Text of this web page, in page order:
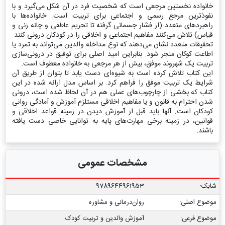
خانواده نخستین مرجعی است که شخصیت فرد در آن شکل می‌گیرد و با
نفوذترین مرجع رسمی و اجتماعی برای تربیت است. خانواده‌ها با
راهبردهای متعدد (از فشار جسمانی گرفته تا تحریم عاطفی و چانه زنی و
قیاس) تلاش می‌کنند مفاهیم اجتماعی و اخلاقی را در کودکان درونی کنند.
تحقیقات متعدد نشان می‌دهند که نوع مداخله والدین می‌تواند به تمرد یا
اطاعت کوکان منجر شود. بنابراین امید اصلی برای توفیق در درونی‌سازی
تربیت یک شهروند موفق، بیش از هر مرجعی به خانواده معطوف است.
این کتاب تلاش کرده است به شیوه‌ای دست یابد تا بتوان از طریق آن
شرایط یک تربیت موفق را فراهم کرد. بر اساس مدل ارائه شده در این
کتاب که بخشی از چارچوب‌های عملی هم در آن لحاظ شده است، درونی
شدن احترام به قانون و یا مفاهیم اخلاقی مستلزم آموزش و آمادگی روانی
کودکان است. آنها باید قبل از آموزش دیدن در زمینه قواعد اخلاقی و
قوانین، در زمینه برخی مهارت‌های پایه به توانایی خاصی دست یافته
باشند.
مشخصات عمومی
شابک:
9789644961953
موضوع اصلی:
روان‌درمانی و مشاوره
موضوع فرعی:
آموزش والدین و تربیت کودک